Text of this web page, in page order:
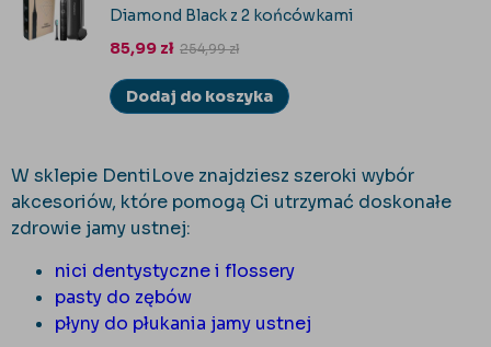
Diamond Black z 2 końcówkami
85,99 zł 254,99zł
Dodaj do koszyka
W sklepie DentiLove znajdziesz szeroki wybór
akcesoriów, które pomogą Ci utrzymać doskonałe
zdrowie jamy ustnej:
nici dentystyczne i flossery
pasty do zębów
płyny do płukania jamy ustnej